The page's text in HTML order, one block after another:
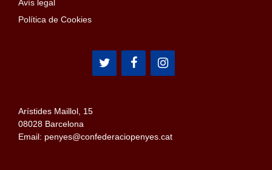
Avís legal
Política de Cookies
Arístides Maillol, 15
08028 Barcelona
Email: penyes@confederaciopenyes.cat